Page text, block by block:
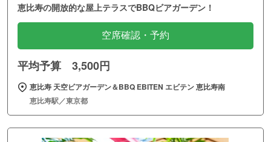
恵比寿の開放的な屋上テラスでBBQビアガーデン！
空席確認・予約
平均予算 3,500円
恵比寿 天空ビアガーデン＆BBQ EBITEN エビテン 恵比寿南
恵比寿駅／東京都